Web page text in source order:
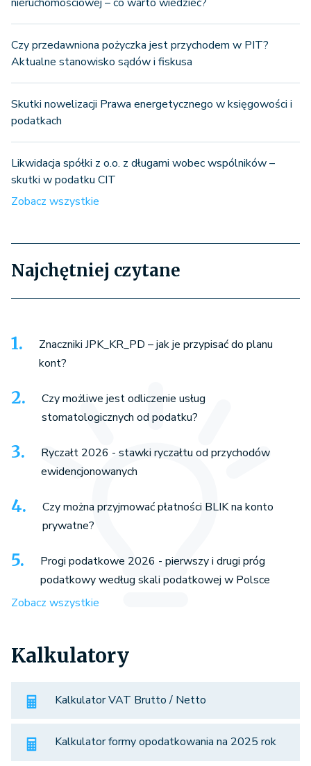
Czy przedawniona pożyczka jest przychodem w PIT?
Aktualne stanowisko sądów i fiskusa
Skutki nowelizacji Prawa energetycznego w księgowości i
podatkach
Likwidacja spółki z o.o. z długami wobec wspólników –
skutki w podatku CIT
Zobacz wszystkie
Najchętniej czytane
Znaczniki JPK_KR_PD – jak je przypisać do planu
kont?
Czy możliwe jest odliczenie usług
stomatologicznych od podatku?
Ryczałt 2026 - stawki ryczałtu od przychodów
ewidencjonowanych
Czy można przyjmować płatności BLIK na konto
prywatne?
Progi podatkowe 2026 - pierwszy i drugi próg
podatkowy według skali podatkowej w Polsce
Zobacz wszystkie
Kalkulatory
Kalkulator VAT Brutto / Netto
Kalkulator formy opodatkowania na 2025 rok